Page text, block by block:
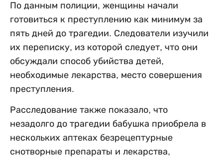
По данным полиции, женщины начали
готовиться к преступлению как минимум за
пять дней до трагедии. Следователи изучили
их переписку, из которой следует, что они
обсуждали способ убийства детей,
необходимые лекарства, место совершения
преступления.
Расследование также показало, что
незадолго до трагедии бабушка приобрела в
нескольких аптеках безрецептурные
снотворные препараты и лекарства,